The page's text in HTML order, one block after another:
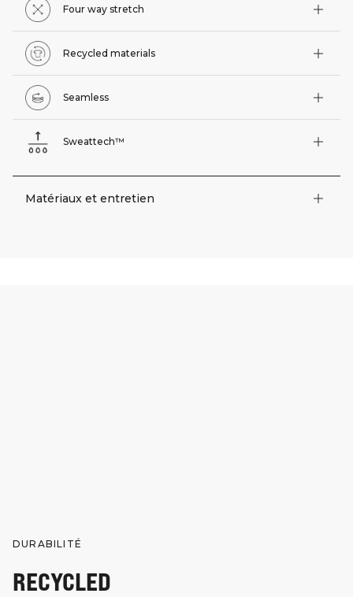
Four way stretch
Recycled materials
Seamless
Sweattech™
Matériaux et entretien
DURABILITÉ
RECYCLED